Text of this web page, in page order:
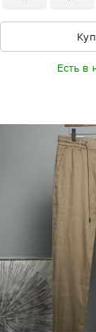
Есть в